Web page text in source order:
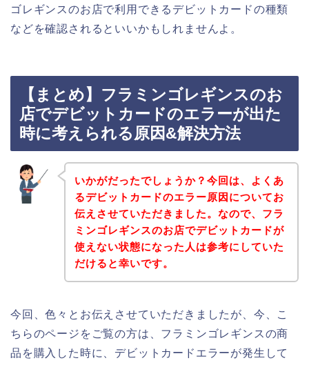
ゴレギンスのお店で利用できるデビットカードの種類
などを確認されるといいかもしれませんよ。
【まとめ】フラミンゴレギンスのお
店でデビットカードのエラーが出た
時に考えられる原因&解決方法
いかがだったでしょうか？今回は、よくあ
るデビットカードのエラー原因についてお
伝えさせていただきました。なので、フラ
ミンゴレギンスのお店でデビットカードが
使えない状態になった人は参考にしていた
だけると幸いです。
今回、色々とお伝えさせていただきましたが、今、こ
ちらのページをご覧の方は、フラミンゴレギンスの商
品を購入した時に、デビットカードエラーが発生して